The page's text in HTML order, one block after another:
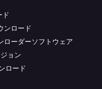
ド
ンロード
ローダーソフトウェア
ョン
ロード